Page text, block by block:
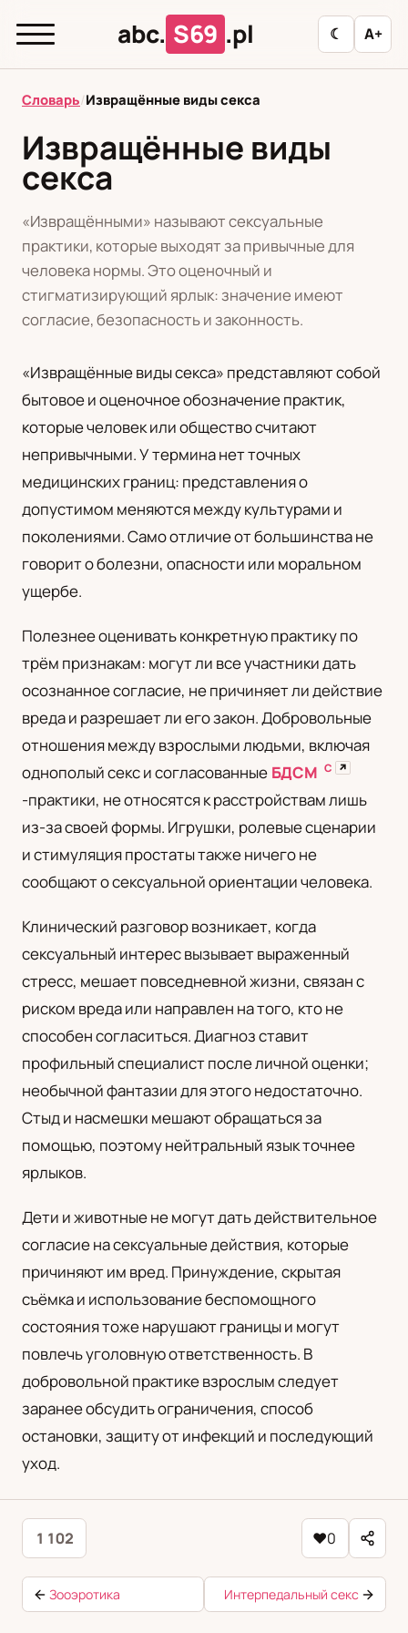
abc. S69 .pl ☾ A+
abc. S69 .pl
T А Б
Ф
Ц Ш Э
Редакционная политика
Polski Русский
UA
Українська
Словарь/Извращённые виды секса
Извращённые виды
секса
«Извращёнными» называют сексуальные
практики, которые выходят за привычные для
человека нормы. Это оценочный и
стигматизирующий ярлык: значение имеют
согласие, безопасность и законность.
«Извращённые виды секса» представляют собой
бытовое и оценочное обозначение практик,
которые человек или общество считают
непривычными. У термина нет точных
медицинских границ: представления о
допустимом меняются между культурами и
поколениями. Само отличие от большинства не
говорит о болезни, опасности или моральном
ущербе.
Полезнее оценивать конкретную практику по
трём признакам: могут ли все участники дать
осознанное согласие, не причиняет ли действие
вреда и разрешает ли его закон. Добровольные
отношения между взрослыми людьми, включая
однополый секс и согласованные БДСМ С ↗
-практики, не относятся к расстройствам лишь
из-за своей формы. Игрушки, ролевые сценарии
и стимуляция простаты также ничего не
сообщают о сексуальной ориентации человека.
Клинический разговор возникает, когда
сексуальный интерес вызывает выраженный
стресс, мешает повседневной жизни, связан с
риском вреда или направлен на того, кто не
способен согласиться. Диагноз ставит
профильный специалист после личной оценки;
необычной фантазии для этого недостаточно.
Стыд и насмешки мешают обращаться за
помощью, поэтому нейтральный язык точнее
ярлыков.
Дети и животные не могут дать действительное
согласие на сексуальные действия, которые
причиняют им вред. Принуждение, скрытая
съёмка и использование беспомощного
состояния тоже нарушают границы и могут
повлечь уголовную ответственность. В
добровольной практике взрослым следует
заранее обсудить ограничения, способ
остановки, защиту от инфекций и последующий
уход.
1 102 ♥0
Зооэротика Интерпедальный секс